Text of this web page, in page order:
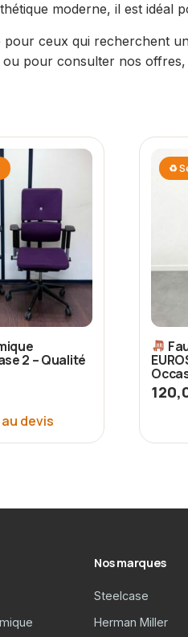
moderne, il est idéal
pour ceux qui recherchent
pour consulter nos
2 – Qualité
devis
♻
Nos marques
Steelcase
Herman Miller